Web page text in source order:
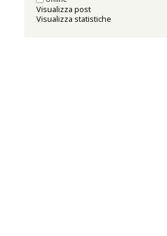
Visualizza post
Visualizza statistiche